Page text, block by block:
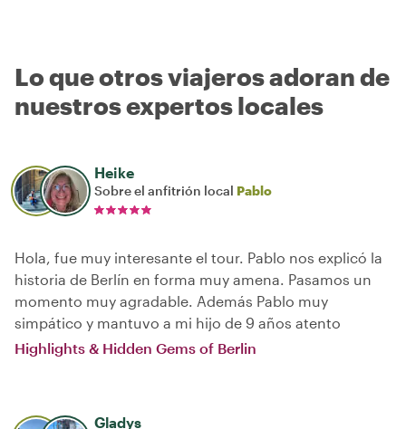
Lo que otros viajeros adoran de
nuestros expertos locales
Heike
Sobre el anfitrión local Pablo
Hola, fue muy interesante el tour. Pablo nos explicó la
historia de Berlín en forma muy amena. Pasamos un
momento muy agradable. Además Pablo muy
simpático y mantuvo a mi hijo de 9 años atento
Highlights & Hidden Gems of Berlin
Gladys